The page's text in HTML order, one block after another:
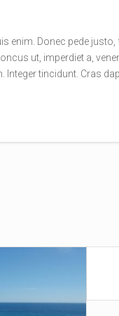
enim. Donec pede
ut, imperdiet a,
Integer tincidunt. Cras